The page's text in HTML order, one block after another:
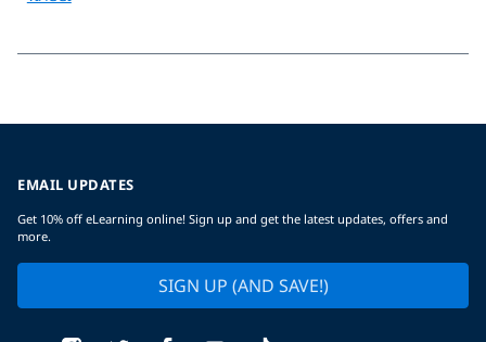
EMAIL UPDATES
Get 10% off eLearning online! Sign up and get the latest updates, offers and
more.
SIGN UP (AND SAVE!)